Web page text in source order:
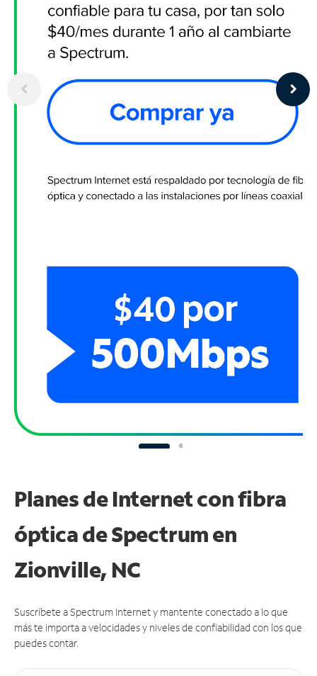
Planes de Internet con fibra
óptica de Spectrum en
Zionville, NC
Suscríbete a Spectrum Internet y mantente conectado a lo que
más te importa a velocidades y niveles de confiabilidad con los que
puedes contar.